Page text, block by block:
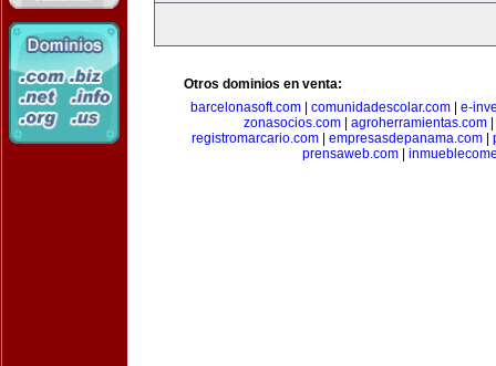
Otros dominios en venta:
barcelonasoft.com
comunidadescolar.com
e-
zonasocios.com
agroherramientas.com
registromarcario.com| empresasdepanama.com|
prensaweb.com